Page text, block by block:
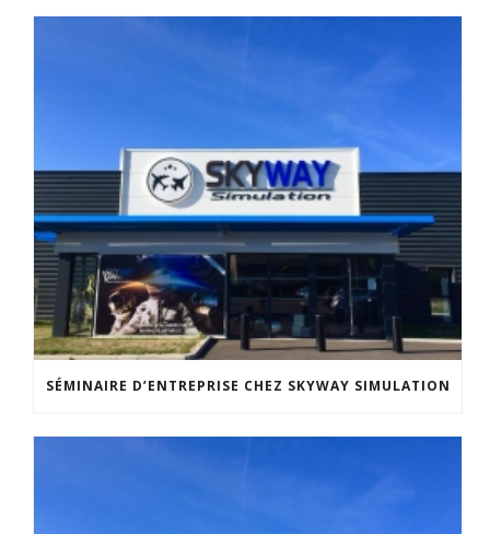
SÉMINAIRE D’ENTREPRISE CHEZ SKYWAY SIMULATION